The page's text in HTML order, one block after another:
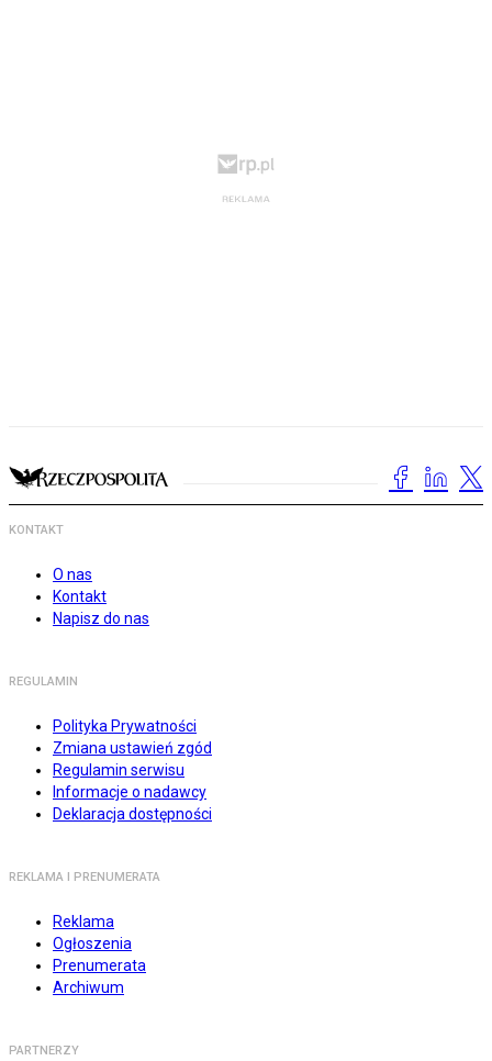
KONTAKT
O nas
Kontakt
Napisz do nas
REGULAMIN
Polityka Prywatności
Zmiana ustawień zgód
Regulamin serwisu
Informacje o nadawcy
Deklaracja dostępności
REKLAMA I PRENUMERATA
Reklama
Ogłoszenia
Prenumerata
Archiwum
PARTNERZY